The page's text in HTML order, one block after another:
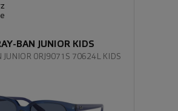
JUNIOR 0RJ9071S 70624L KIDS
BAN JUNIOR KIDS